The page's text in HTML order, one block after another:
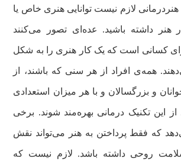
لازم نیست توانایی هنری خاص یا
هنر داشته باشید. عده‌ای تصور می‌کنند
کسانی است که یک کار هنری را به شکل
همه‌ی افراد از هر سنی که باشند، از
و بزرگسالان و با هر میزان استعدادی
از این تکنیک درمانی بهره‌مند شوند. برخی
که فقط پرداختن به هنر می‌تواند نقش
روحی داشته باشد. لازم نیست که